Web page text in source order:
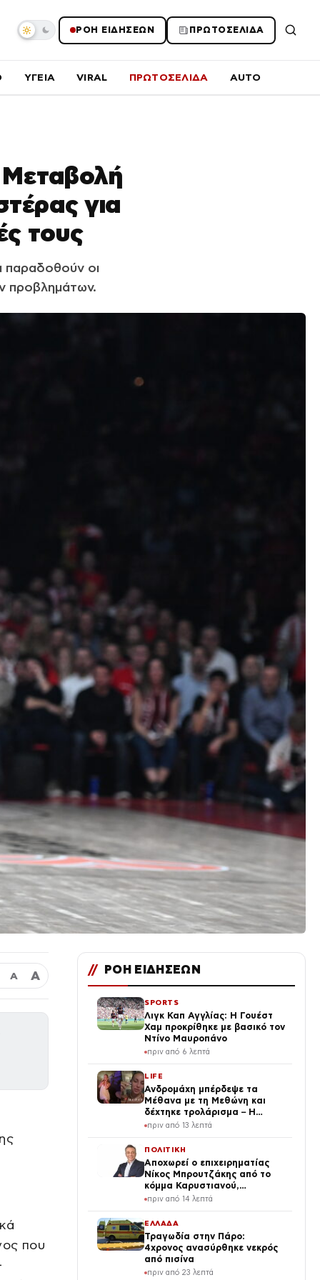
ΡΟΗ ΕΙΔΗΣΕΩΝ ΠΡΩΤΟΣΕΛΙΔΑ
ΥΓΕΙΑ VIRAL ΠΡΩΤΟΣΕΛΙΔΑ AUTO
Μεταβολή
για
τους
οι
προβλημάτων.
Α Α
που
// ΡΟΗ ΕΙΔΗΣΕΩΝ
SPORTS
Λιγκ Καπ Αγγλίας: Η Γουέστ
Χαμ προκρίθηκε με βασικό τον
Ντίνο Μαυροπάνο
πριν από 6 λεπτά
LIFE
Ανδρομάχη μπέρδεψε τα
Μέθανα με τη Μεθώνη και
δέχτηκε τρολάρισμα – Η
απάντησή της
πριν από 13 λεπτά
ΠΟΛΙΤΙΚΗ
Αποχωρεί ο επιχειρηματίας
Νίκος Μπρουτζάκης από το
κόμμα Καρυστιανού,
καταγγέλλει δολοφονία
πριν από 14 λεπτά
ΕΛΛΑΔΑ
Τραγωδία στην Πάρο:
4χρονος ανασύρθηκε νεκρός
από πισίνα
πριν από 23 λεπτά